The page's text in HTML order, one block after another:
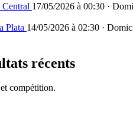
17/05/2026 à 00:30 ·
Plata 14/05/2026 à 02:30 ·
récents
compétition.